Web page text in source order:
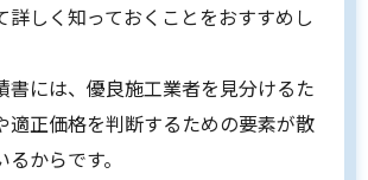
詳しく知っておくことをおすすめし
書には、優良施工業者を見分けるた
適正価格を判断するための要素が散
からです。